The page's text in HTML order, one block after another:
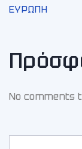
ΕΥΡΩΠΗ
No comments